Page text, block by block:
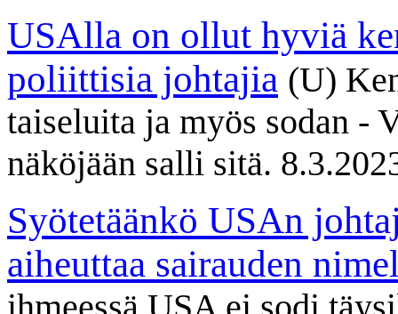
USAlla on ollut hyviä
poliittisia johtajia (U)
taiseluita ja myös sodan -
näköjään salli sitä.
Syötetäänkö USAn
aiheuttaa sairauden